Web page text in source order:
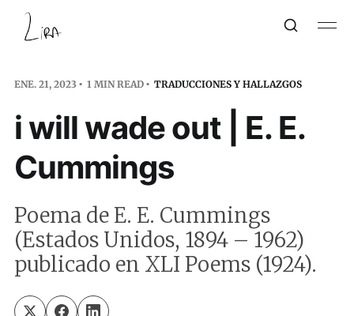
ENE. 21, 2023 1 MIN READ TRADUCCIONES Y HALLAZGOS
i will wade out | E. E.
Cummings
Poema de E. E. Cummings
(Estados Unidos, 1894 – 1962)
publicado en XLI Poems (1924).